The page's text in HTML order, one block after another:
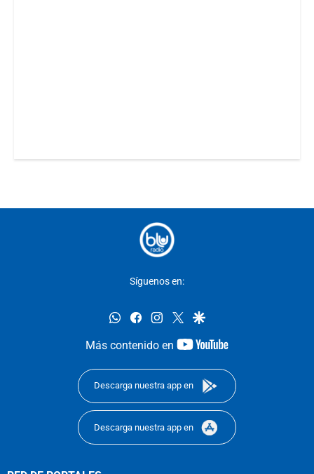
Síguenos en:
whatsappfacebookinstagram
twittergoogle
Más contenido en
youtube-
Descarga nuestra app en
Descarga nuestra app en